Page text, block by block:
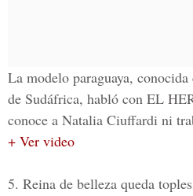
La modelo paraguaya,
de Sudáfrica, habló con EL
conoce a Natalia Ciuffardi ni
+ Ver video
5. Reina de belleza queda